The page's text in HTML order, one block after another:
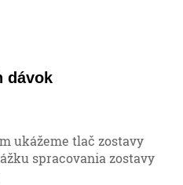
dávok
ukážeme tlač zostavy
spracovania zostavy